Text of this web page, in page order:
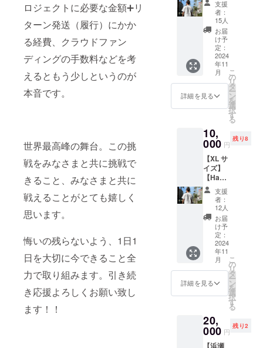
ロジェクトに必要な金額➕リ
ターン発送（履行）にかか
る経費、クラウドファン
ディングの手数料などを考
えるともう少しというのが
本音です。
世界最高峰の舞台。この挑
戦をみなさまと共に挑戦で
きること、みなさまと共に
戦えることがとても嬉しく
思います。
悔いの残らないよう、1日1
日を大切に今できること全
力で取り組みます。引き続
き応援よろしくお願い致し
ます！！
・カ
ラー展
開：
白 ロ
ゴ黒 ※
送料込
み。写
真はイ
メージ
です。
環境に
よって
異なり
ますの
でご注
意下さ
い。 ご
購入後
の返品
やサイ
ズの変
更不
可。ご
理解の
上ご購
入をお
願い致
Billabo
ng オリ
ジナ
ル T
シャツ
（衣
類）】
Hamak
aifinと
Billabo
ngがコ
ラボし
ジナルT
シャツ
を提供
しま
す。 ・
サイズ
展開：
M ・カ
ラー展
開：
白 ロ
ゴ黒 ※
送料込
み。写
真はイ
メージ
です。
環境に
よって
異なり
支援
者：
15人
お届
け予
定：
2024
年11
月
詳細を見る
こ
の
リ
タ
ー
ン
を
選
択
す
る
10,
000 円
残り8
【XL サ
イズ】
【Ham
akaifin×
Billabo
ng オリ
ジナ
ル T
シャツ
（衣
類）】
Hamak
aifinと
Billabo
ngがコ
ラボし
ジナルT
シャツ
を提供
支援
者：
12人
お届
け予
定：
2024
年11
月
詳細を見る
こ
の
リ
タ
ー
ン
を
選
択
す
る
20,
000 円
残り2
【浜瀬